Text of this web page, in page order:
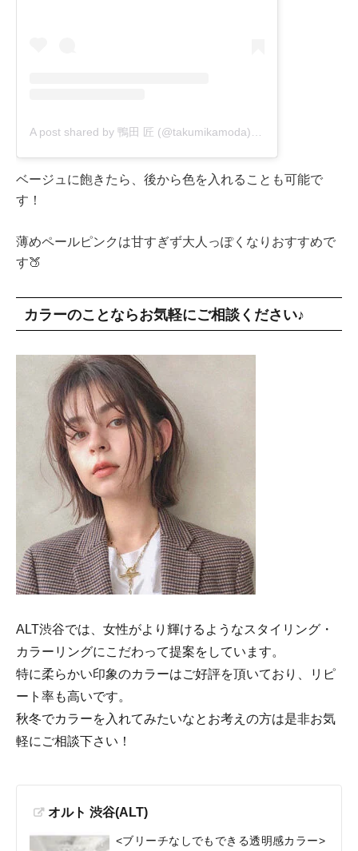
A post shared by 鴨田 匠 (@takumikamoda)
on
ベージュに飽きたら、後から色を入れることも可能で
す！
薄めペールピンクは甘すぎず大人っぽくなりおすすめで
す🍑
カラーのことならお気軽にご相談ください♪
ALT渋谷では、女性がより輝けるようなスタイリング・
カラーリングにこだわって提案をしています。
特に柔らかい印象のカラーはご好評を頂いており、リピ
ート率も高いです。
秋冬でカラーを入れてみたいなとお考えの方は是非お気
軽にご相談下さい！
オルト 渋谷(ALT)
<ブリーチなしでもできる透明感カラー>